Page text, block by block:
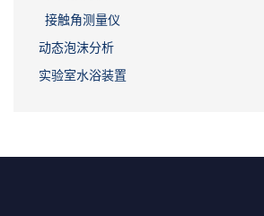
接触角测量仪
动态泡沫分析
实验室水浴装置